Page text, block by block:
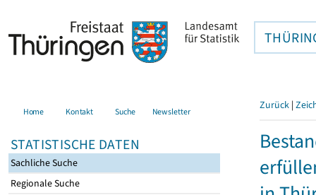
Home Kontakt Suche Newsletter
STATISTISCHE DATEN
Sachliche Suche
Regionale Suche
Zurück |